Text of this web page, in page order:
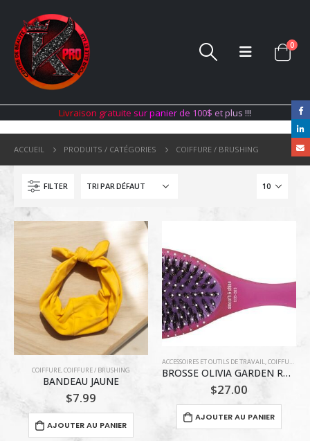
0
Livraison gratuite surpanier de 100$ etplus !!!
ACCUEIL PRODUITS / CATÉGORIES COIFFURE / BRUSHING
FILTER
COIFFURE,COIFFURE / BRUSHING
BANDEAU JAUNE
$7.99
AJOUTER AU PANIER
ACCESSOIRES ET OUTILS DE TRAVAIL,COIFFURE / BRUSHING
BROSSE OLIVIA GARDEN ROSE LISSAGE ET BRILLANCE
$27.00
AJOUTER AU PANIER